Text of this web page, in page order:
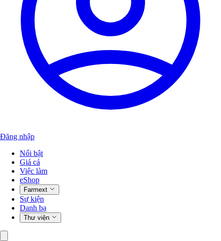
Đăng nhập
Nổi bật
Giá cả
Việc làm
eShop
Farmext
Sự kiện
Danh bạ
Thư viện